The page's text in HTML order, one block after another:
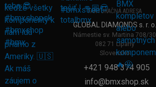
FAKTURAČNÁ ADRESA
GLOBAL DIAMONDS s. r. o.
Námestie sv. Martina 708/30
082 71 Lipany
Slovensko
+421 948 374 905
info@bmxshop.sk